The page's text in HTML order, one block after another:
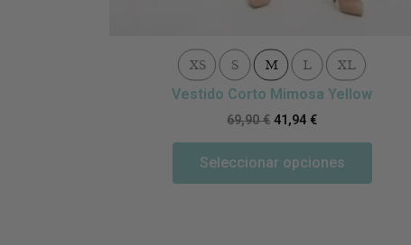
XS S M L XL
Vestido Corto Mimosa Yellow
69,90€ 41,94 €
Seleccionar opciones